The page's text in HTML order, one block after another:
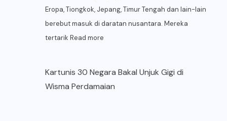
Eropa, Tiongkok, Jepang, Timur Tengah dan lain-lain
berebut masuk di daratan nusantara. Mereka
tertarik Read more
Kartunis 30 Negara Bakal Unjuk Gigi di
Wisma Perdamaian